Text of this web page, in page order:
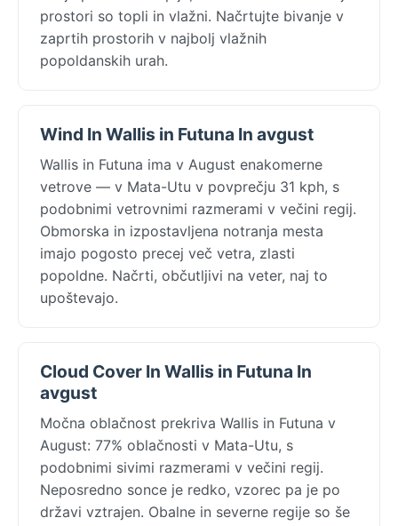
prostori so topli in vlažni. Načrtujte bivanje v
zaprtih prostorih v najbolj vlažnih
popoldanskih urah.
Wind In Wallis in Futuna In avgust
Wallis in Futuna ima v August enakomerne
vetrove — v Mata-Utu v povprečju 31 kph, s
podobnimi vetrovnimi razmerami v večini regij.
Obmorska in izpostavljena notranja mesta
imajo pogosto precej več vetra, zlasti
popoldne. Načrti, občutljivi na veter, naj to
upoštevajo.
Cloud Cover In Wallis in Futuna In
avgust
Močna oblačnost prekriva Wallis in Futuna v
August: 77% oblačnosti v Mata-Utu, s
podobnimi sivimi razmerami v večini regij.
Neposredno sonce je redko, vzorec pa je po
državi vztrajen. Obalne in severne regije so še